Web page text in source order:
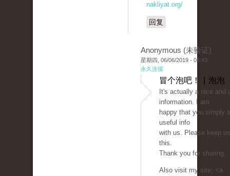
nakliyat.org/
回复
Anonymous (未验证)
星期四, 06/06/2019 - 04:43
永久连接
冒个泡吧！ | 泡泡
It's actually a nice and
information. I am
happy that you simply
useful info
with us. Please keep
this.
Thank you for sharing.
Also visit my site; <a